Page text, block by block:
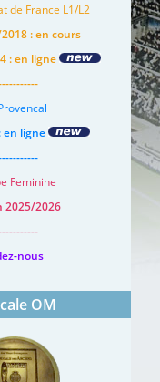
de France L1/L2
: en cours
: en ligne
en ligne
Feminine
2025/2026
nous
OM